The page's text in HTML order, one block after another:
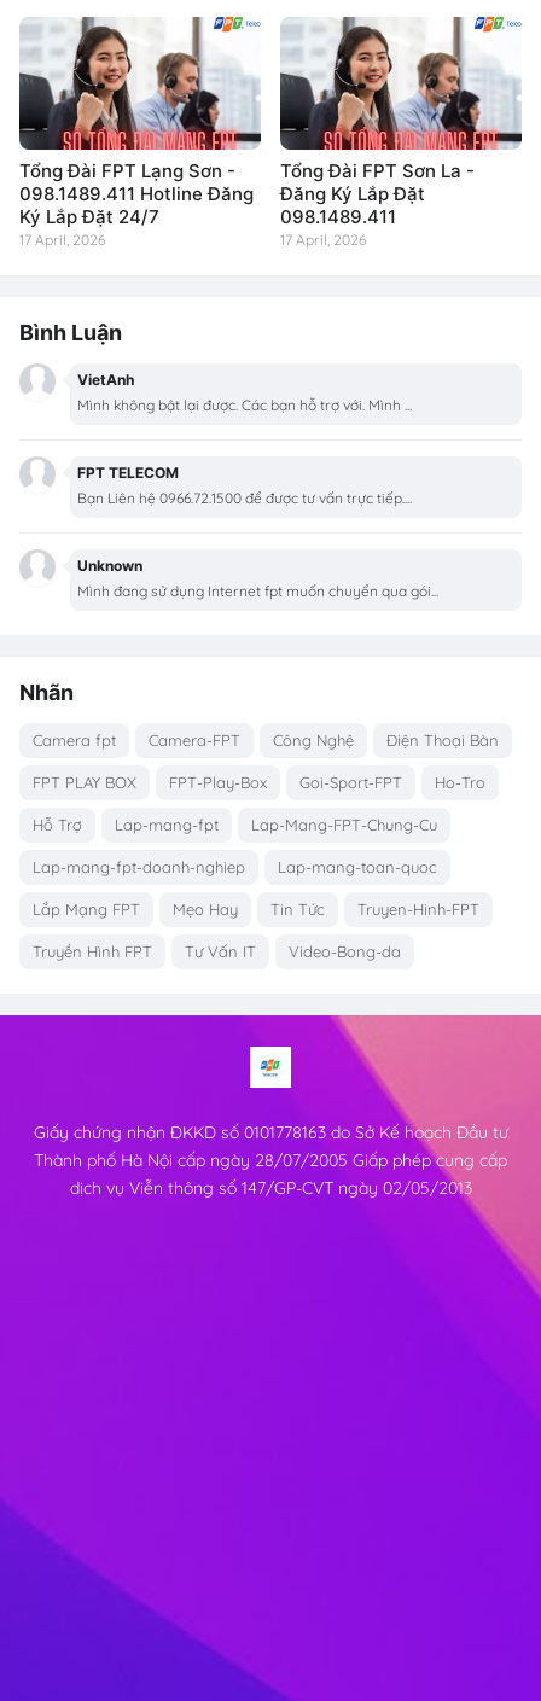
Tổng Đài FPT Lạng Sơn -
098.1489.411 Hotline Đăng
Ký Lắp Đặt 24/7
17 April, 2026
Tổng Đài FPT Sơn La -
Đăng Ký Lắp Đặt
098.1489.411
17 April, 2026
Bình Luận
VietAnh
Mình không bật lại được. Các bạn hỗ trợ với. Mình ...
FPT TELECOM
Bạn Liên hệ 0966.72.1500 để được tư vấn trực tiếp....
Unknown
Mình đang sử dụng Internet fpt muốn chuyển qua gói...
Nhãn
Camera fpt Camera-FPT Công Nghệ Điện Thoại Bàn
FPT PLAY BOX FPT-Play-Box Goi-Sport-FPT Ho-Tro
Hỗ Trợ Lap-mang-fpt Lap-Mang-FPT-Chung-Cu
Lap-mang-fpt-doanh-nghiep Lap-mang-toan-quoc
Lắp Mạng FPT Mẹo Hay Tin Tức Truyen-Hinh-FPT
Truyền Hình FPT Tư Vấn IT Video-Bong-da
Giấy chứng nhận ĐKKD số 0101778163 do Sở Kế hoạch Đầu tư
Thành phố Hà Nội cấp ngày 28/07/2005 Giấp phép cung cấp
dịch vụ Viễn thông số 147/GP-CVT ngày 02/05/2013